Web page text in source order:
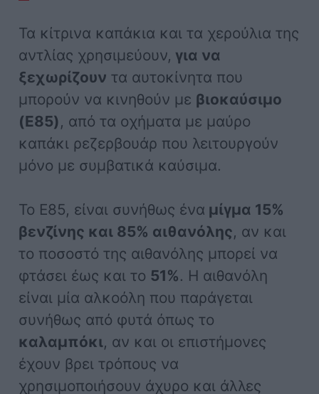
Τα κίτρινα καπάκια και τα χερούλια της
αντλίας χρησιμεύουν, για να
ξεχωρίζουν τα αυτοκίνητα που
μπορούν να κινηθούν με βιοκαύσιμο
(E85), από τα οχήματα με μαύρο
καπάκι ρεζερβουάρ που λειτουργούν
μόνο με συμβατικά καύσιμα.
Το E85, είναι συνήθως ένα μίγμα 15%
βενζίνης και 85% αιθανόλης, αν και
το ποσοστό της αιθανόλης μπορεί να
φτάσει έως και το 51%. Η αιθανόλη
είναι μία αλκοόλη που παράγεται
συνήθως από φυτά όπως το
καλαμπόκι, αν και οι επιστήμονες
έχουν βρει τρόπους να
χρησιμοποιήσουν άχυρο και άλλες